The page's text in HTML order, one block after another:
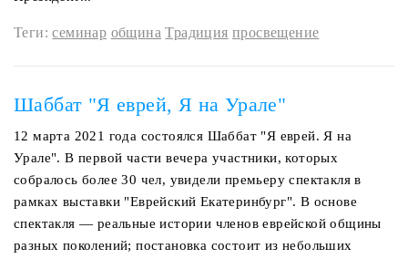
Теги:семинар община Традиция просвещение
Шаббат "Я еврей, Я на Урале"
12 марта 2021 года состоялся Шаббат "Я еврей. Я на
Урале". В первой части вечера участники, которых
собралось более 30 чел, увидели премьеру спектакля в
рамках выставки "Еврейский Екатеринбург". В основе
спектакля — реальные истории членов еврейской общины
разных поколений; постановка состоит из небольших